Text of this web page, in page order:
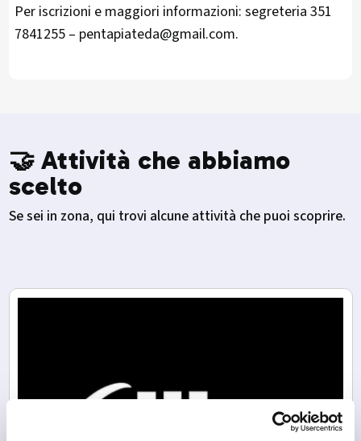
Per iscrizioni e maggiori informazioni: segreteria 351
7841255 – pentapiateda@gmail.com.
🤝 Attività che abbiamo
scelto
Se sei in zona, qui trovi alcune attività che puoi scoprire.